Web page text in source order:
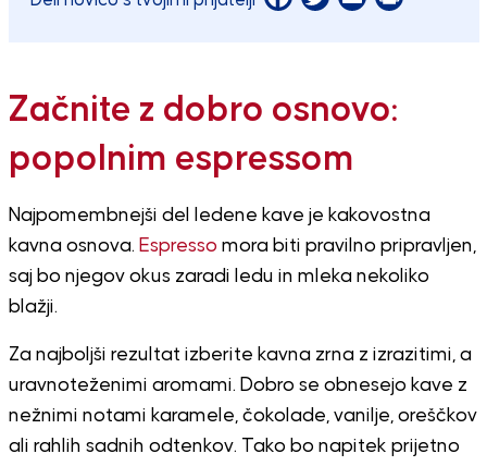
Začnite z dobro osnovo:
popolnim espressom
Najpomembnejši del ledene kave je kakovostna
kavna osnova. Espresso mora biti pravilno pripravljen,
saj bo njegov okus zaradi ledu in mleka nekoliko
blažji.
Za najboljši rezultat izberite kavna zrna z izrazitimi, a
uravnoteženimi aromami. Dobro se obnesejo kave z
nežnimi notami karamele, čokolade, vanilje, oreščkov
ali rahlih sadnih odtenkov. Tako bo napitek prijetno